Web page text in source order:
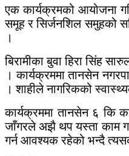
एक कार्यक्रमको आयोजना
समूह र सिर्जनशिल समुहको
।
बिरामीका बुवा हिरा सिंह
। कार्यक्रममा तानसेन
। शाहीले नागरिकको
कार्यक्रममा तानसेन ६ कि
जाँगरले अझै थप यस्ता काम
गर्न आवश्यक रहेको भन्दै